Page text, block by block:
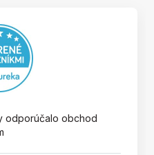
odporúčalo obchod